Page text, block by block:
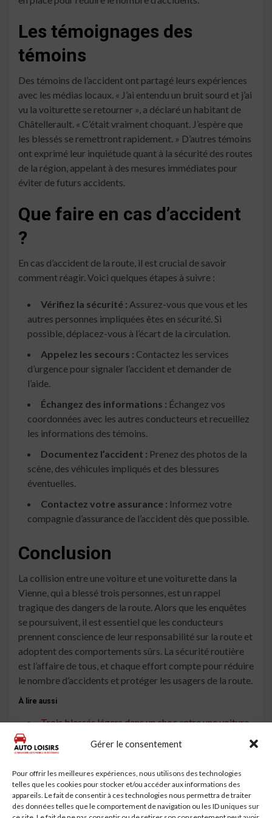
Gérer le consentement
Pour offrir les meilleures expériences, nous utilisons des technologies
telles que les cookies pour stocker et/ou accéder aux informations des
appareils. Le fait de consentir à ces technologies nous permettra de traiter
des données telles que le comportement de navigation ou les ID uniques sur
Les témoignages des
témoins
Des témoins de l’accident ont partagé leurs expériences
avec les médias locaux. « J’ai entendu un bruit sourd et j’ai
vu la voiturette se retourner », a déclaré un habitant de
Châtellerault. « C’était vraiment choquant. J’espère que
les blessés se remettront rapidement. » D’autres témoins
ont exprimé leur inquiétude quant à la sécurité des routes
de la région, appelant à des mesures immédiates pour
éviter de futurs accidents.
Que faire en cas d’accident
?
En cas d’accident de la route, il est crucial de savoir
comment réagir. Voici quelques étapes à suivre :
Vérifiez la sécurité : Assurez-vous que vous et les
autres personnes impliquées êtes en sécurité. Si
possible, déplacez-vous à l’écart de la circulation.
Appelez les secours : Contactez les services
d’urgence pour signaler l’accident et demander de
l’aide.
Échangez des informations : Échangez vos
coordonnées avec les autres conducteurs et recueillez
les informations des témoins.
Documentez l’accident : Prenez des photos de la
scène, des véhicules impliqués et des blessures
éventuelles.
Contactez votre assurance : Informez votre
compagnie d’assurance de l’accident dès que possible.
Conclusion
La collision entre une voiture et une voiturette dans la
Vienne, qui a blessé trois personnes, est un rappel
tragique des dangers de la route. Alors que les enquêtes
se poursuivent, il est essentiel que les conducteurs
prennent conscience de leur responsabilité sur la route et
adoptent des comportements sûrs. La sécurité routière
est l’affaire de tous, et chaque effort compte pour réduire
le nombre d’accidents et protéger les usagers de la route.
À lire aussi
Trois blessés légers dans un choc entre une voiture
Accident à Vienne : Collision entre une voiture et
une remorque de tracteur
Accident entre une moto et une voiture dans les
Côtes d'Armor : Trois blessés et route coupée